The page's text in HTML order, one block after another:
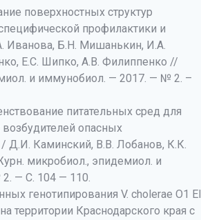
поверхностных структур
профилактики и
Иванова, Б.Н. Мишанькин, И.А.
Е.С. Шипко, А.В. Филиппенко //
и иммунобиол. — 2017. — № 2. –
питательных сред для
опасных
Д.И. Каминский, В.В. Лобанов, К.К.
микробиол., эпидемиол. и
— С. 104 — 110.
генотипирования V. choleraе О1 El
территории Краснодарского края с